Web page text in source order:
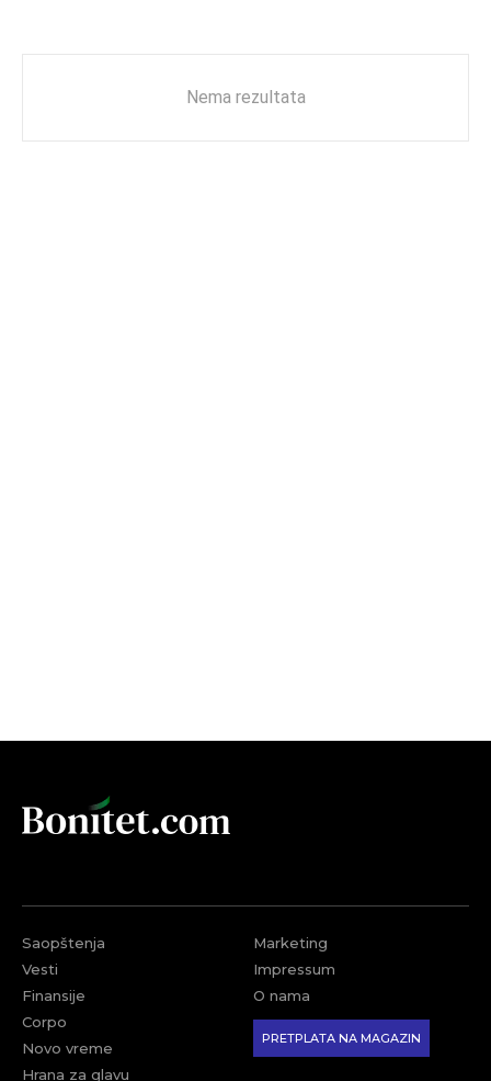
Nema rezultata
Saopštenja
Vesti
Finansije
Corpo
Novo vreme
Hrana za glavu
Marketing
Impressum
O nama
PRETPLATA NA MAGAZIN